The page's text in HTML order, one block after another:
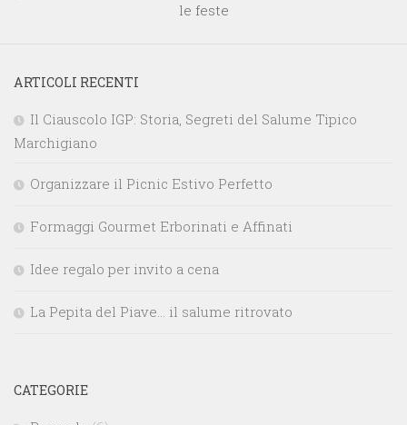
le feste
ARTICOLI RECENTI
Il Ciauscolo IGP: Storia, Segreti del Salume Tipico
Marchigiano
Organizzare il Picnic Estivo Perfetto
Formaggi Gourmet Erborinati e Affinati
Idee regalo per invito a cena
La Pepita del Piave… il salume ritrovato
CATEGORIE